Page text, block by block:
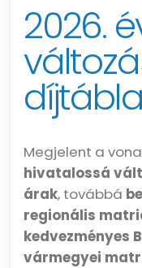
2026.
díjtábla
Megjelent a
hivatalossá
árak, továbbá
regionális
kedvezményes
vármegyei